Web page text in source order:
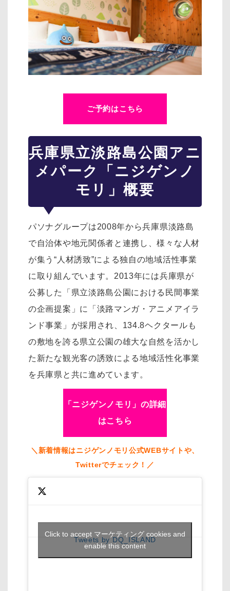
ご予約はこちら
兵庫県立淡路島公園アニ
メパーク「ニジゲンノ
モリ」概要
パソナグループは2008年から兵庫県淡路島
で自治体や地元関係者と連携し、様々な人材
が集う“人材誘致”による独自の地域活性事業
に取り組んでいます。2013年には兵庫県が
公募した「県立淡路島公園における民間事業
の企画提案」に「淡路マンガ・アニメアイラ
ンド事業」が採用され、134.8ヘクタールも
の敷地を誇る県立公園の雄大な自然を活かし
た新たな観光客の誘致による地域活性化事業
を兵庫県と共に進めています。
「ニジゲンノモリ」の詳細
はこちら
＼新着情報はニジゲンノモリ公式WEBサイトや、
Twitterでチェック！／
Tweets by DQ_ISLAND
Click to accept マーケティング cookies and
enable this content